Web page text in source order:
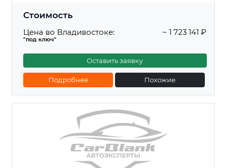
Стоимость
Цена во Владивостоке:
"под ключ"
~ 1 723 141 ₽
Оставить заявку
Подробнее Похожие